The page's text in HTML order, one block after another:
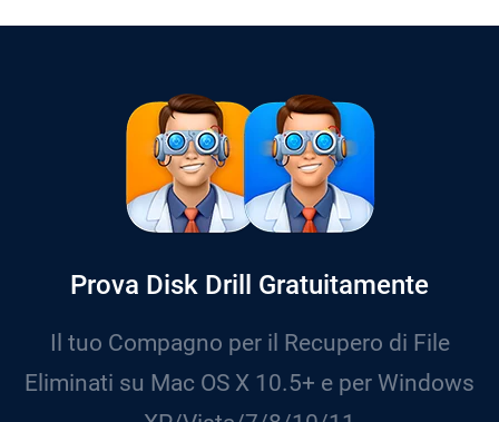
Prova Disk Drill Gratuitamente
Il tuo Compagno per il Recupero di File
Eliminati su Mac OS X 10.5+ e per Windows